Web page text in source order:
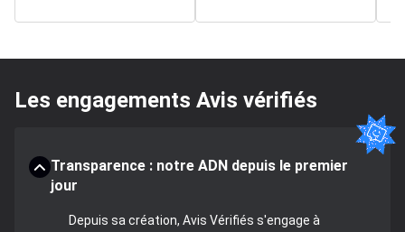
Les engagements Avis vérifiés
Transparence : notre ADN depuis le premier
jour
Depuis sa création, Avis Vérifiés s'engage à